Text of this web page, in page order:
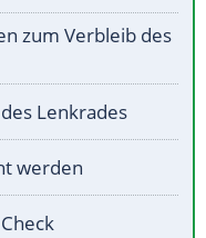
zum Verbleib des
Lenkrades
werden